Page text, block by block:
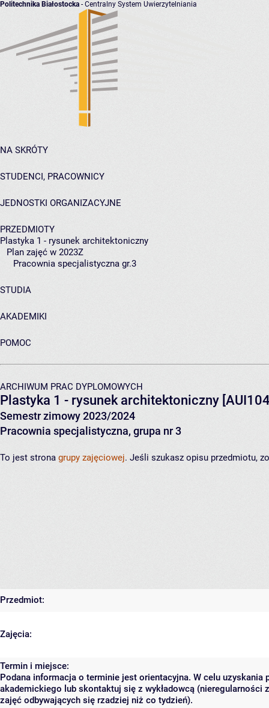
Politechnika Białostocka - Centralny System Uwierzytelniania
NA SKRÓTY
STUDENCI, PRACOWNICY
JEDNOSTKI ORGANIZACYJNE
PRZEDMIOTY
Plastyka 1 - rysunek architektoniczny
Plan zajęć w 2023Z
Pracownia specjalistyczna gr.3
STUDIA
AKADEMIKI
POMOC
ARCHIWUM PRAC DYPLOMOWYCH
Plastyka 1 - rysunek architektoniczny
Semestr zimowy 2023/2024
Pracownia specjalistyczna, grupa nr 3
To jest strona grupy zajęciowej. Jeśli szukasz opisu przedmiotu,
Przedmiot:
Zajęcia:
Termin i miejsce:
Podana informacja o terminie jest orientacyjna. W celu
akademickiego lub skontaktuj się z wykładowcą (nieregularności
zajęć odbywających się rzadziej niż co tydzień).